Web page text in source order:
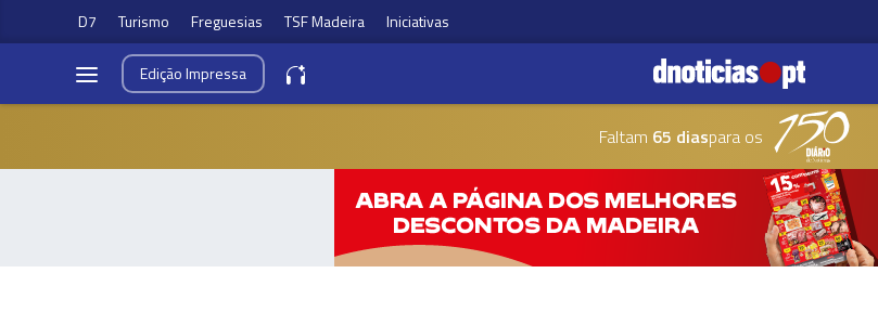
D7 Turismo Freguesias TSF Madeira Iniciativas
EdiçãoImpressa
Faltam 65 diaspara os